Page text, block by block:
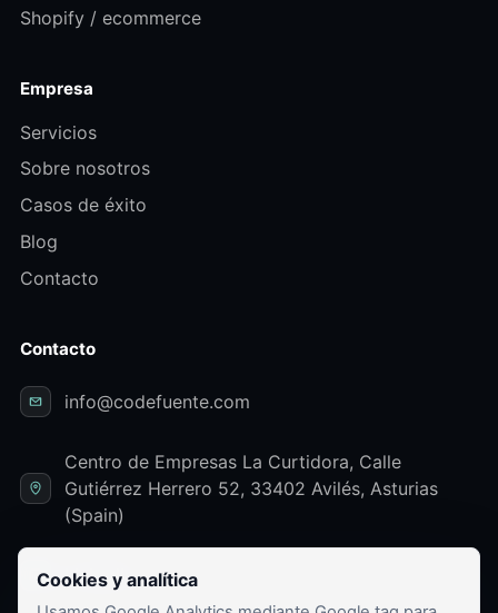
Shopify / ecommerce
Empresa
Servicios
Sobre nosotros
Casos de éxito
Blog
Contacto
Contacto
info@codefuente.com
Centro de Empresas La Curtidora, Calle
Gutiérrez Herrero 52, 33402 Avilés, Asturias
(Spain)
LinkedIn
Cookies y analítica